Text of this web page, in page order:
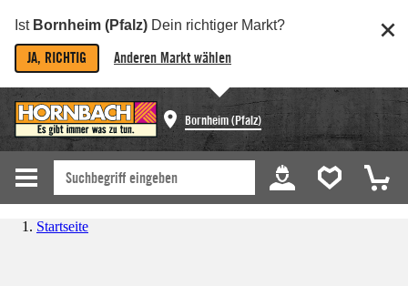
Ist Bornheim (Pfalz) Dein richtiger Markt?
JA, RICHTIG Anderen Markt wählen
Bornheim (Pfalz)
Startseite